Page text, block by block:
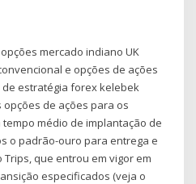
mercado indiano UK
e opções de ações
estratégia forex kelebek
de ações para os
médio de implantação de
o padrão-ouro para entrega e
que entrou em vigor em
especificados (veja o